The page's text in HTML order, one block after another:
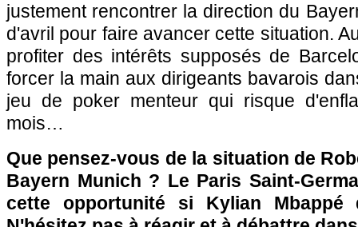
justement rencontrer la direction du
d'avril pour faire avancer cette situation.
profiter des intérêts supposés de
forcer la main aux dirigeants bavarois
jeu de poker menteur qui risque
mois…
Que pensez-vous de la situation de
Bayern Munich ? Le Paris Saint-
cette opportunité si Kylian